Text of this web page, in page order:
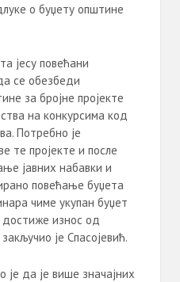
о буџету општине
јесу повећани
се обезбеди
за бројне пројекте
на конкурсима код
Потребно је
те пројекте и после
јавних набавки и
повећање буџета
чиме укупан буџет
износ од
је Спасојевић.
је да је више значајних